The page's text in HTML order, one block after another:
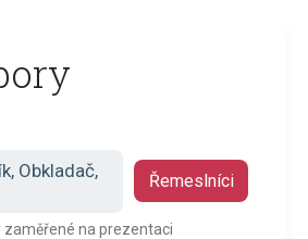
Obkladač,
Řemeslníci
zaměřené na prezentaci